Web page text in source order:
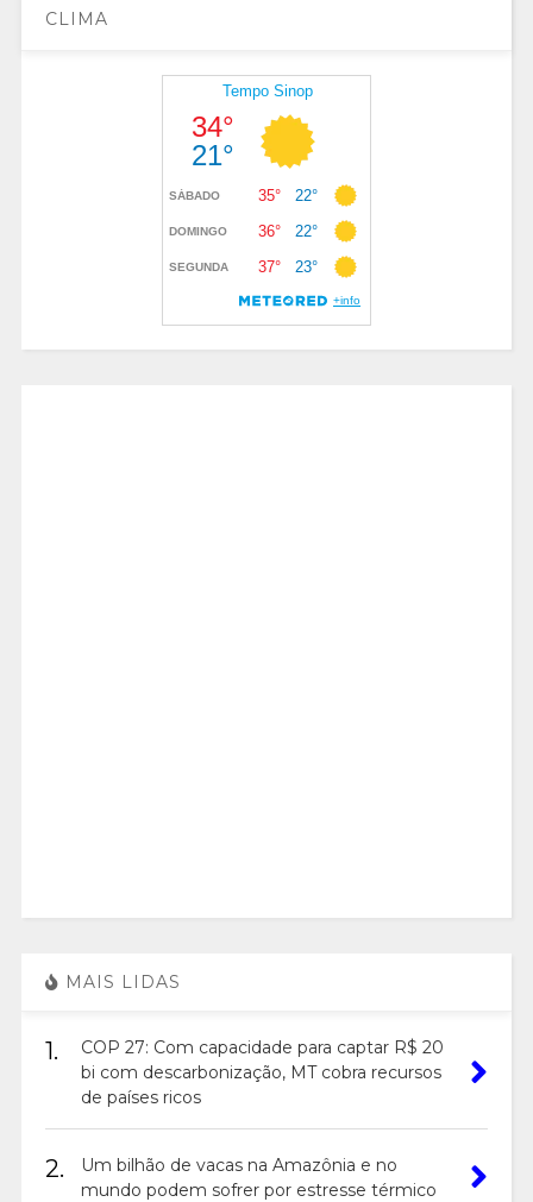
CLIMA
MAIS LIDAS
1.
COP 27: Com capacidade para captar R$ 20
bi com descarbonização, MT cobra recursos
de países ricos
2.
Um bilhão de vacas na Amazônia e no
mundo podem sofrer por estresse térmico